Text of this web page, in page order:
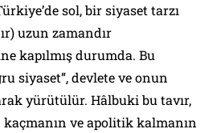
sol, bir siyaset tarzı
uzun zamandır
kapılmış durumda. Bu
siyaset”, devlete ve onun
yürütülür. Hâlbuki bu tavır,
ve apolitik kalmanın